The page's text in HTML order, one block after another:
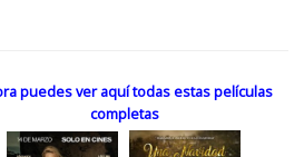
puedes ver aquí todas estas películas
completas